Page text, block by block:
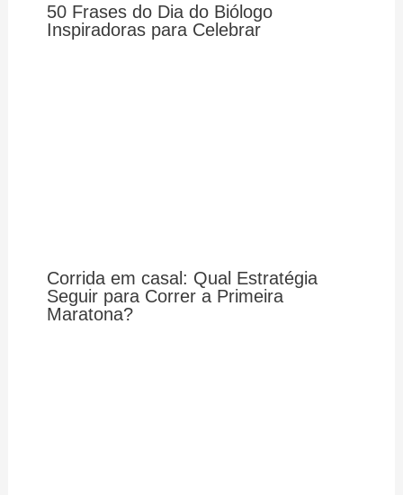
50 Frases do Dia do Biólogo
Inspiradoras para Celebrar
Corrida em casal: Qual Estratégia
Seguir para Correr a Primeira
Maratona?